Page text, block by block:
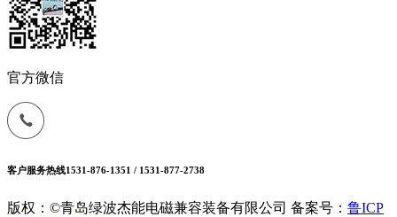
官方微信
客户服务热线1531-876-1351 / 1531-877-2738
版权：©青岛绿波杰能电磁兼容装备有限公司 备案号： 鲁ICP